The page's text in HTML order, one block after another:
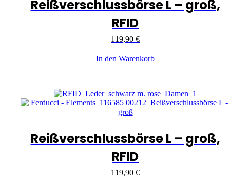
Reißverschlussbörse L – groß,
RFID
119,90 €
In den Warenkorb
Reißverschlussbörse L – groß,
RFID
119,90 €